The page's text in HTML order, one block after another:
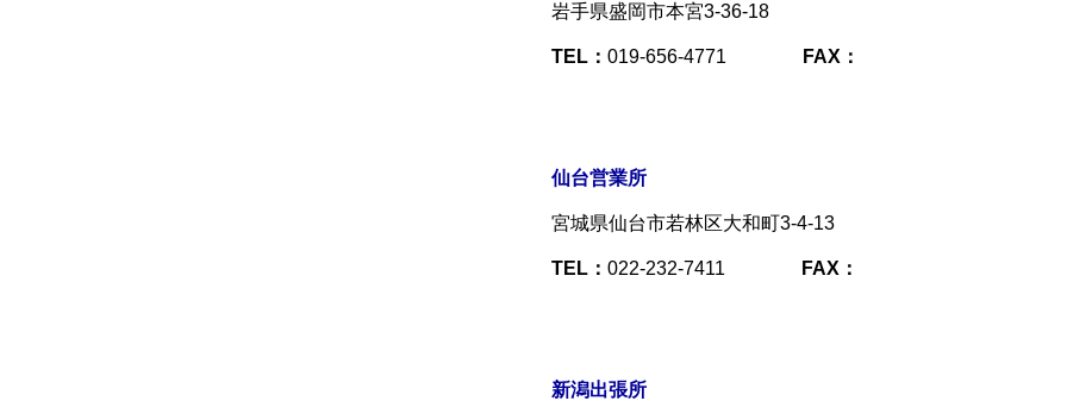
岩手県盛岡市本宮3-36-18
TEL： 019-656-4771 FAX：
仙台営業所
宮城県仙台市若林区大和町3-4-13
TEL： 022-232-7411 FAX：
新潟出張所